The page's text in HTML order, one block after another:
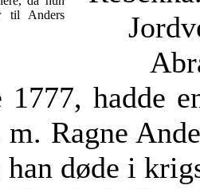
til Anders
1777, hadde
Ragne
døde i